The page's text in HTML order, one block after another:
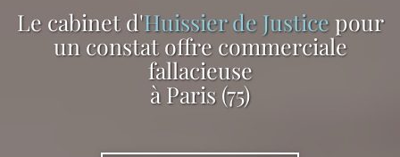
Le cabinet d'Huissier de Justicepour
un constat offre commerciale
fallacieuse
à Paris (75)